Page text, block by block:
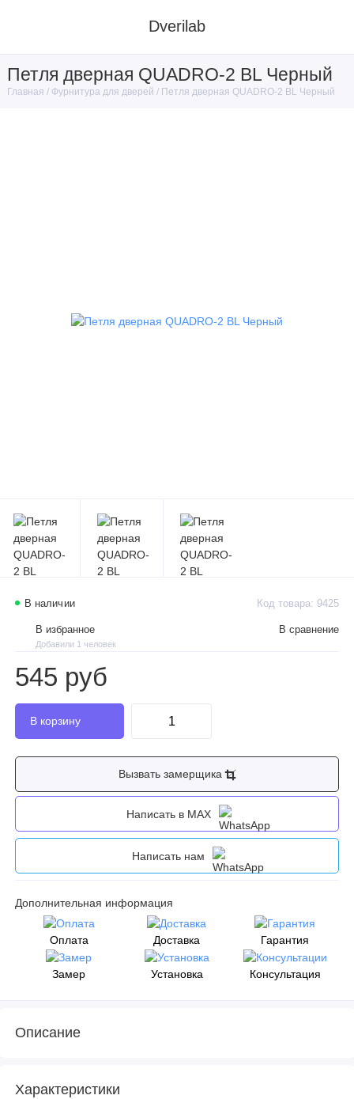
Dverilab
Петля дверная QUADRO-2 BL Черный
Главная Фурнитура для дверей Петля дверная QUADRO-2 BL Черный
В наличии Код товара: 9425
В избранное
Добавили 1 человек
В сравнение
545 руб
Вызвать замерщика
Написать в MAX
Написать нам
Дополнительная информация
Оплата Доставка Гарантия
Замер Установка Консультация
Описание
Характеристики